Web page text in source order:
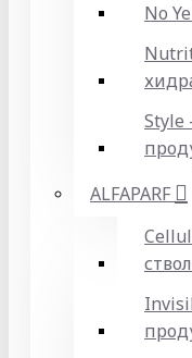
No
Style
ALFAPARF